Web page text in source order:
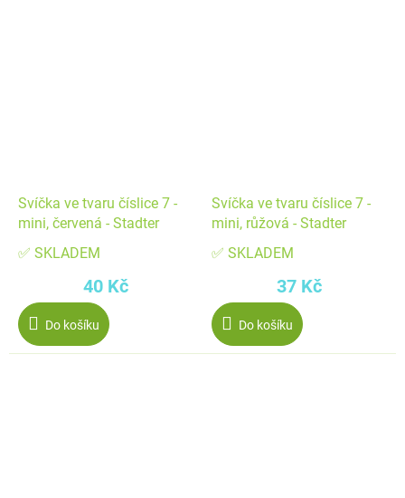
Svíčka ve tvaru číslice 7 -
mini, červená - Stadter
✅ SKLADEM
40 Kč
Do košíku
Svíčka ve tvaru číslice 7 -
mini, růžová - Stadter
✅ SKLADEM
37 Kč
Do košíku